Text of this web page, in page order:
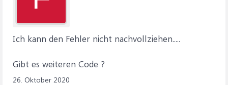
Ich kann den Fehler nicht nachvollziehen.....
Gibt es weiteren Code ?
26. Oktober 2020